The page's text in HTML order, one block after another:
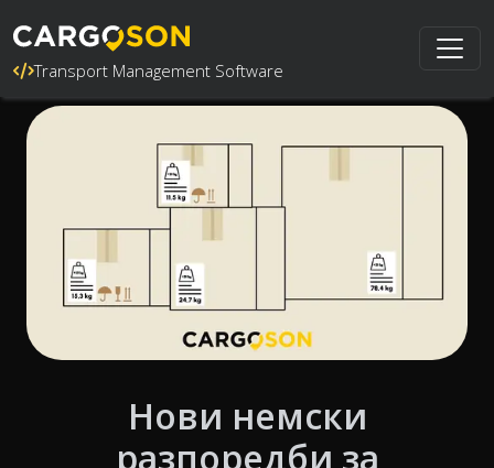
Transport Management Software
Нови немски
разпоредби за